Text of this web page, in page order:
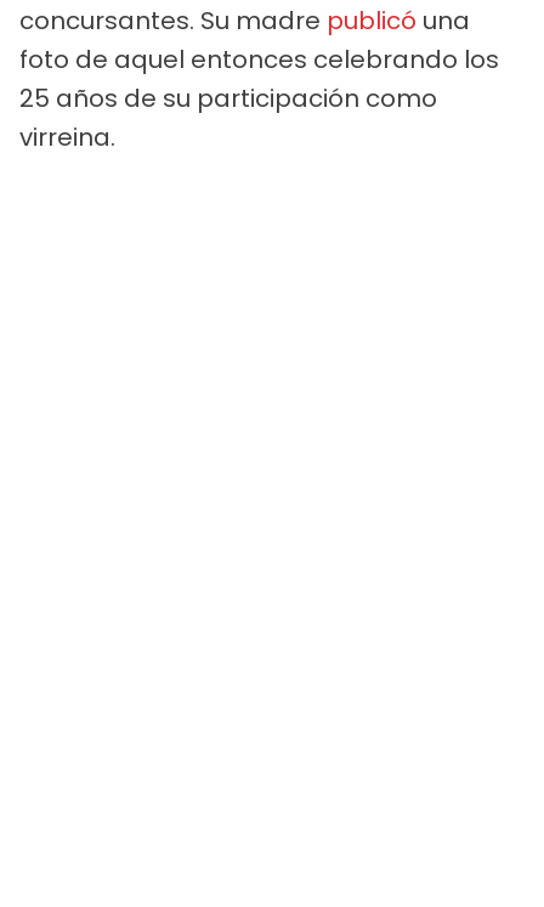
concursantes. Su madre publicó una
foto de aquel entonces celebrando los
25 años de su participación como
virreina.